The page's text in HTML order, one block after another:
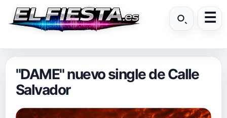
"DAME" nuevo single de Calle
Salvador